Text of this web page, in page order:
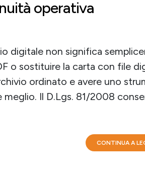
operativa
digitale non significa
o sostituire la carta con file
ordinato e avere uno
Il D.Lgs. 81/2008
CONTINUA A